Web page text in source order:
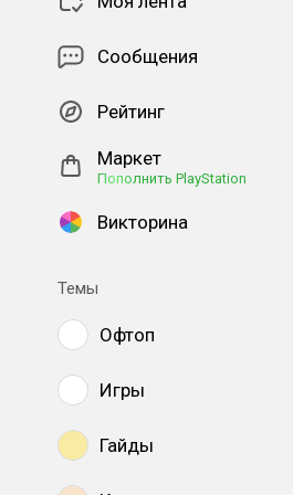
Сообщения
Рейтинг
Маркет
Пополнить PlayStation
Викторина
Темы
Офтоп
Игры
Гайды